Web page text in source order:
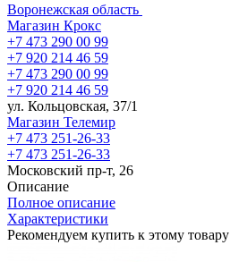
Воронежская область
Магазин Крокс
+7 473 290 00 99
+7 920 214 46 59
+7 473 290 00 99
+7 920 214 46 59
ул. Кольцовская, 37/1
Магазин Телемир
+7 473 251-26-33
+7 473 251-26-33
Московский пр-т, 26
Описание
Полное описание
Характеристики
Рекомендуем купить к этому товару